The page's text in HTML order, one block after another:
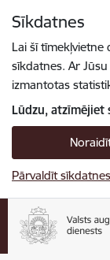
Sīkdatnes
Lai šī
sīkdatnes. Ar
izmantotas
Lūdzu, atzīmējiet
Pārvaldīt sīkdatnes